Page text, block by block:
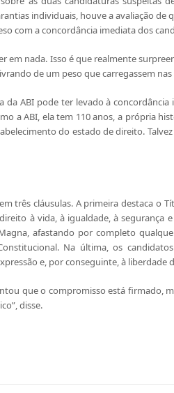
individuais, houve a avaliação
com a concordância imediata dos
em nada. Isso é que realmente
de um peso que carregassem nas
da ABI pode ter levado à
a ABI, ela tem 110 anos, a própria
do estado de direito.
três cláusulas. A primeira destaca o
à vida, à igualdade, à segurança
afastando por completo
Na última, os
e, por conseguinte, à liberdade
que o compromisso está firmado,
disse.